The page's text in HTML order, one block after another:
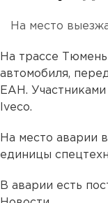
На место
На трассе
автомобиля,
ЕАН.
Iveco.
На место аварии
единицы
В аварии есть